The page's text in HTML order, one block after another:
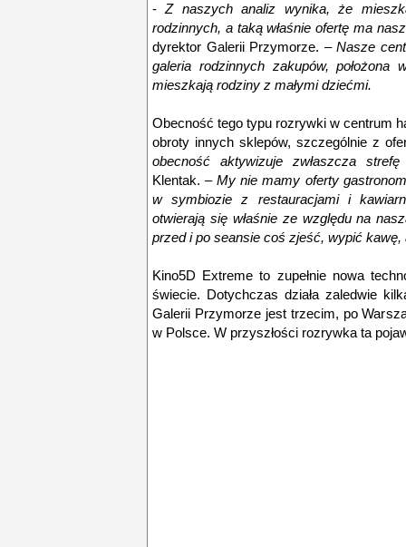
-Z naszych analiz wynika, że
rodzinnych, a taką właśnie ofertę ma
dyrektor Galerii Przymorze. –Nasze
galeria rodzinnych zakupów,
mieszkają rodziny z małymi dziećmi.
Obecność tego typu rozrywki w centrum
obroty innych sklepów, szczególnie z
obecność aktywizuje zwłaszcza
Klentak. –My nie mamy oferty
w symbiozie z restauracjami i
otwierają się właśnie ze względu na
przed i po seansie coś zjeść, wypić
Kino5D Extreme to zupełnie nowa
świecie. Dotychczas działa zaledwie
Galerii Przymorze jest trzecim, po
w Polsce. W przyszłości rozrywka ta